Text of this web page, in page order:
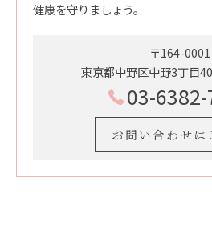
健康を守りましょう。
〒164-0001
東京都中野区中野3丁目
03-
お問い合わせは